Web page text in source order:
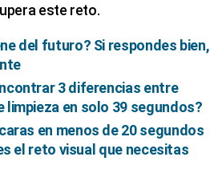
este reto.
del futuro? Si respondes bien,
3 diferencias entre
limpieza en solo 39 segundos?
en menos de 20 segundos
el reto visual que necesitas